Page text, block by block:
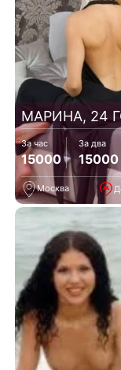
МАРИНА, 24
За час
15000
За два
15000
Москва